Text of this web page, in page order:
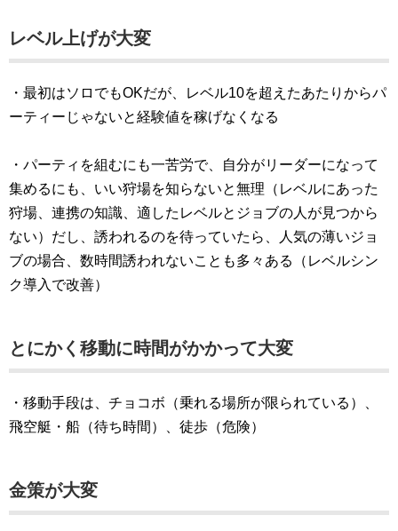
レベル上げが大変
・最初はソロでもOKだが、レベル10を超えたあたりからパ
ーティーじゃないと経験値を稼げなくなる
・パーティを組むにも一苦労で、自分がリーダーになって
集めるにも、いい狩場を知らないと無理（レベルにあった
狩場、連携の知識、適したレベルとジョブの人が見つから
ない）だし、誘われるのを待っていたら、人気の薄いジョ
ブの場合、数時間誘われないことも多々ある（レベルシン
ク導入で改善）
とにかく移動に時間がかかって大変
・移動手段は、チョコボ（乗れる場所が限られている）、
飛空艇・船（待ち時間）、徒歩（危険）
金策が大変